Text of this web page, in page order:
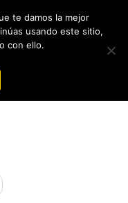
AM
te damos la mejor
usando este sitio,
con ello.